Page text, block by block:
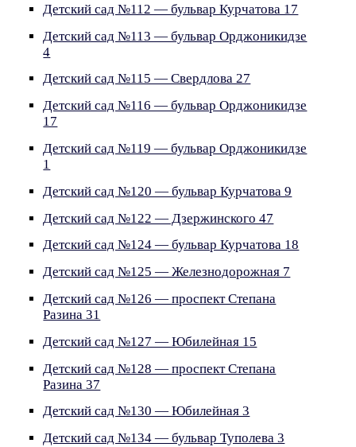
Детский сад №112 — бульвар Курчатова 17
Детский сад №113 — бульвар Орджоникидзе
4
Детский сад №115 — Свердлова 27
Детский сад №116 — бульвар Орджоникидзе
17
Детский сад №119 — бульвар Орджоникидзе
1
Детский сад №120 — бульвар Курчатова 9
Детский сад №122 — Дзержинского 47
Детский сад №124 — бульвар Курчатова 18
Детский сад №125 — Железнодорожная 7
Детский сад №126 — проспект Степана
Разина 31
Детский сад №127 — Юбилейная 15
Детский сад №128 — проспект Степана
Разина 37
Детский сад №130 — Юбилейная 3
Детский сад №134 — бульвар Туполева 3